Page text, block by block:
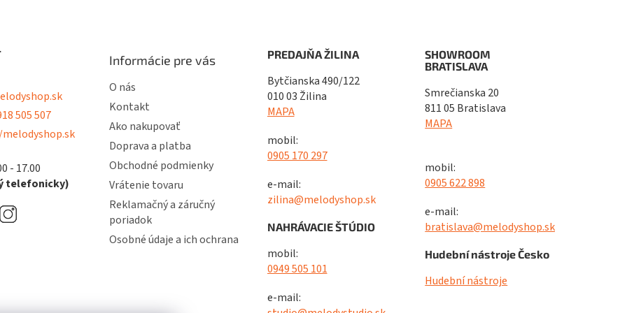
505 507
- 17.00
telefonicky)
Informácie pre vás
O nás
Kontakt
Ako nakupovať
Doprava a platba
Obchodné podmienky
Vrátenie tovaru
Reklamačný a záručný
poriadok
Osobné údaje a ich ochrana
PREDAJŇA ŽILINA
Bytčianska 490/122
010 03 Žilina
MAPA
mobil:
0905 170 297
e-mail:
zilina@melodyshop.sk
NAHRÁVACIE ŠTÚDIO
mobil:
0949 505 101
e-mail:
SHOWROOM
BRATISLAVA
Smrečianska 20
811 05 Bratislava
MAPA
mobil:
0905 622 898
e-mail:
bratislava@melodyshop.sk
Hudební nástroje Česko
Hudební nástroje